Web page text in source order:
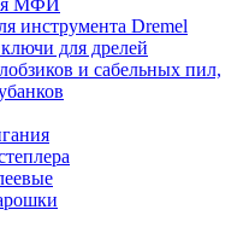
МФИ
инструмента Dremel
для дрелей
и сабельных пил,